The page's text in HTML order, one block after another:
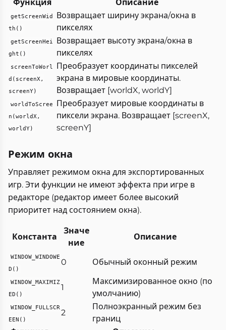
Функция Описание
getScreenWid
th()
Возвращает ширину экрана/окна в
пикселях
getScreenHei
ght()
Возвращает высоту экрана/окна в
пикселях
screenToWorl
d(screenX,
screenY)
Преобразует координаты пикселей
экрана в мировые координаты.
Возвращает [worldX, worldY]
worldToScree
n(worldX,
worldY)
Преобразует мировые координаты в
пиксели экрана. Возвращает [screenX,
screenY]
Режим окна
Управляет режимом окна для экспортированных
игр. Эти функции не имеют эффекта при игре в
редакторе (редактор имеет более высокий
приоритет над состоянием окна).
Константа
Значе
ние
Описание
WINDOW_WINDOWE
D()
0 Обычный оконный режим
WINDOW_MAXIMIZ
ED()
1
Максимизированное окно (по
умолчанию)
WINDOW_FULLSCR
EEN()
2
Полноэкранный режим без
границ